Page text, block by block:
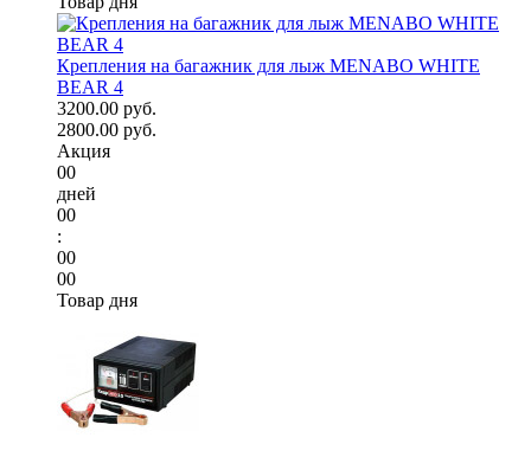
Крепления на багажник для лыж MENABO WHITE
BEAR 4
3200.00 руб.
2800.00 руб.
Акция
00
дней
00
:
00
00
Товар дня